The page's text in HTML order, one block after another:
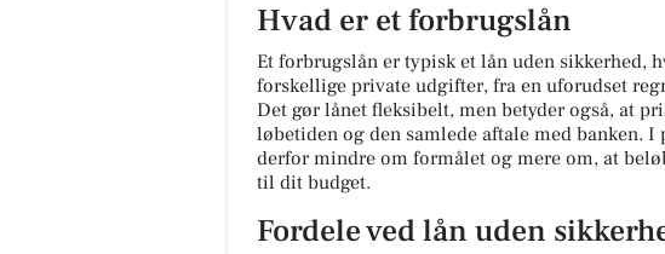
Hvad er et forbrugslån
Et forbrugslån er typisk et lån uden sikkerhed,
forskellige private udgifter, fra en uforudset
Det gør lånet fleksibelt, men betyder også, at
løbetiden og den samlede aftale med banken.
derfor mindre om formålet og mere om, at
til dit budget.
Fordele ved lån uden